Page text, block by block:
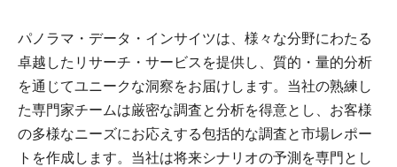
パノラマ・データ・インサイツは、様々な分野にわたる
卓越したリサーチ・サービスを提供し、質的・量的分析
を通じてユニークな洞察をお届けします。当社の熟練し
た専門家チームは厳密な調査と分析を得意とし、お客様
の多様なニーズにお応えする包括的な調査と市場レポー
トを作成します。当社は将来シナリオの予測を専門とし